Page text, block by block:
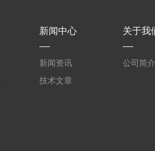
新闻中心
新闻资讯
技术文章
关于我
公司简介